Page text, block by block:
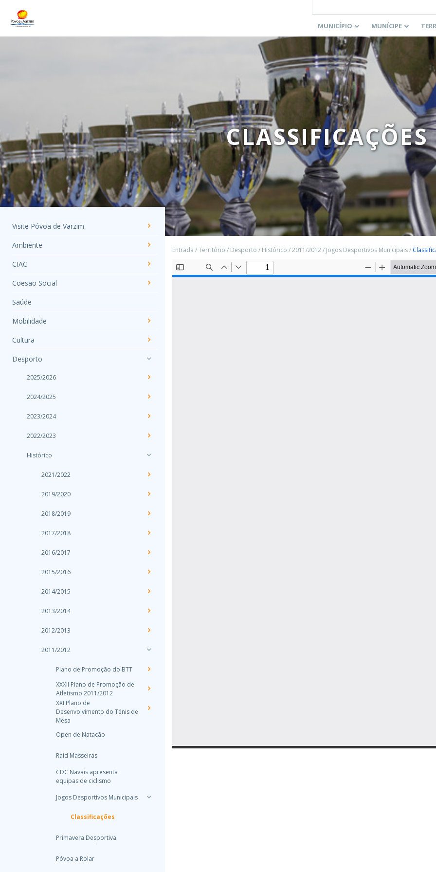
MUNICÍPIO MUNÍCIPE
CLASSIFICAÇÕES
Visite Póvoa de Varzim
Ambiente
CIAC
Coesão Social
Saúde
Mobilidade
Cultura
Desporto
2025/2026
2024/2025
2023/2024
2022/2023
Histórico
2021/2022
2019/2020
2018/2019
2017/2018
2016/2017
2015/2016
2014/2015
2013/2014
2012/2013
2011/2012
Plano de Promoção do BTT
XXXII Plano de Promoção de
Atletismo 2011/2012
XXI Plano de
Desenvolvimento do Ténis de
Mesa
Open de Natação
Raid Masseiras
CDC Navais apresenta
equipas de ciclismo
Jogos Desportivos Municipais
Classificações
Primavera Desportiva
Póvoa a Rolar
Entrada /Território / Desporto / Histórico /2011/2012/ Jogos Desportivos Municipais/